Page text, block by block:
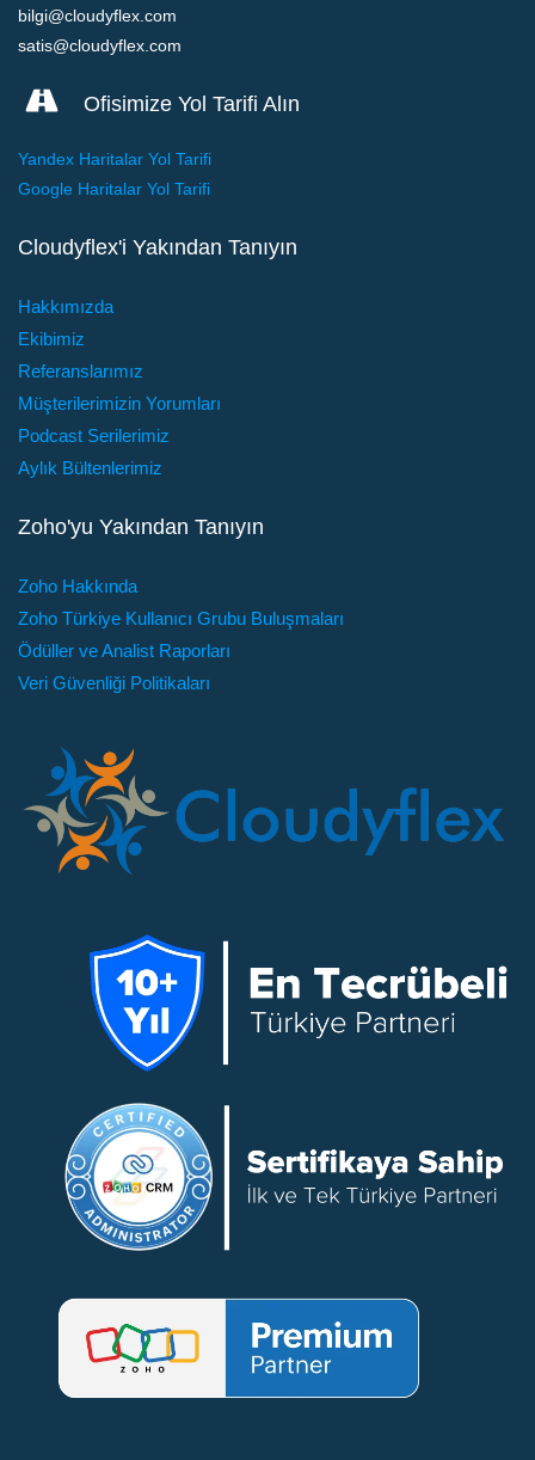
bilgi@cloudyflex.com
satis@cloudyflex.com
Ofisimize Yol Tarifi Alın
Yandex Haritalar Yol Tarifi
Google Haritalar Yol Tarifi
Cloudyflex'i Yakından Tanıyın
Hakkımızda
Ekibimiz
Referanslarımız
Müşterilerimizin Yorumları
Podcast Serilerimiz
Aylık Bültenlerimiz
Zoho'yu Yakından Tanıyın
Zoho Hakkında
Zoho Türkiye Kullanıcı Grubu Buluşmaları
Ödüller ve Analist Raporları
Veri Güvenliği Politikaları